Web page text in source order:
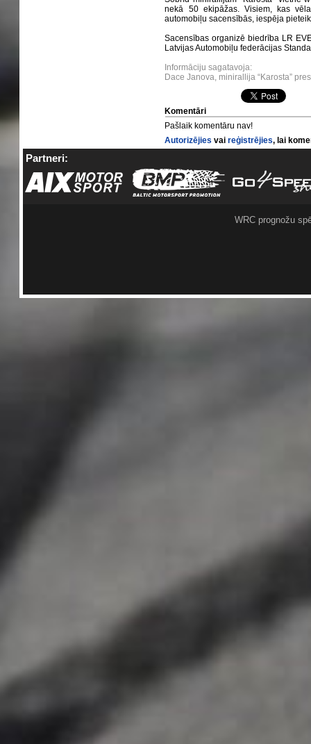
nekā 50 ekipāžas. Visiem, kas
automobiļu sacensībās, iespēja
Sacensības organizē biedrība LR
Latvijas Automobiļu federācijas
Informāciju sagatavoja:
Dace Janova, minirallija “Karosta”
Komentāri
Pašlaik komentāru nav!
Autorizējies vaireģistrējies, lai
Partneri:
WRC prognožu